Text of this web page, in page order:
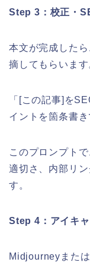
Step 3：校正・
本文が完成した
摘してもらいます
「[この記事]を
イントを箇条書き
このプロンプト
適切さ、内部リ
す。
Step 4：アイキャ
Midjourneyまた